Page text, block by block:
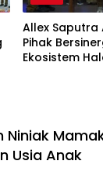
Allex Saputra
Pihak
Ekosistem
Usia Anak